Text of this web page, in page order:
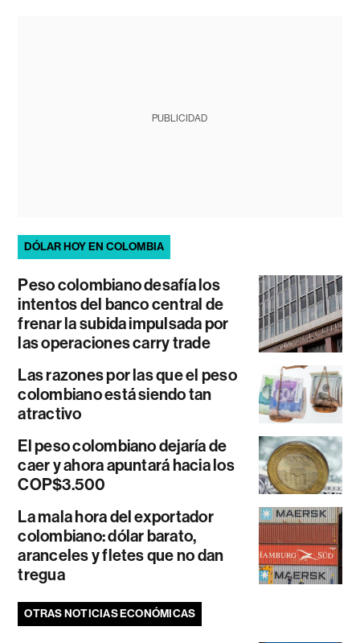
PUBLICIDAD
DÓLAR HOY EN COLOMBIA
Peso colombiano desafía los
intentos del banco central de
frenar la subida impulsada por
las operaciones carry trade
Las razones por las que el peso
colombiano está siendo tan
atractivo
El peso colombiano dejaría de
caer y ahora apuntará hacia los
COP$3.500
La mala hora del exportador
colombiano: dólar barato,
aranceles y fletes que no dan
tregua
OTRAS NOTICIAS ECONÓMICAS